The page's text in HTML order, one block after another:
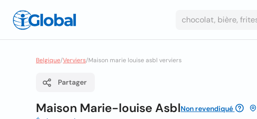
Belgique/Verviers/Maison marie louise asbl verviers
Partager
Maison Marie-louise AsblNon revendiqué